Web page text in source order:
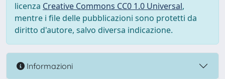
licenza Creative Commons CC0 1.0 Universal,
mentre i file delle pubblicazioni sono protetti da
diritto d'autore, salvo diversa indicazione.
Informazioni